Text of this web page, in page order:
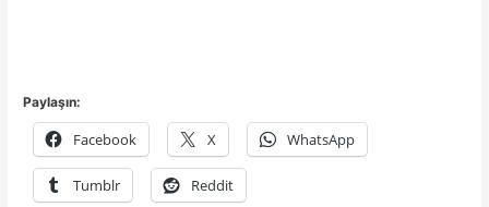
Paylaşın:
Facebook X WhatsApp
Tumblr Reddit